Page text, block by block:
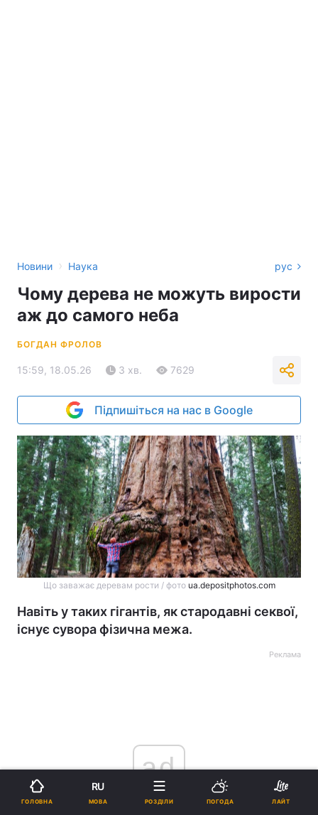
Новини › Наука рус
Чому дерева не можуть вирости
аж до самого неба
БОГДАН ФРОЛОВ
15:59, 18.05.26 3 хв. 7629
Підпишіться на нас в Google
Що заважає деревам рости / фото ua.depositphotos.com
Навіть у таких гігантів, як стародавні секвої,
існує сувора фізична межа.
Реклама
ad
ГОЛОВНА
RU
МОВА РОЗДІЛИ ПОГОДА ЛАЙТ